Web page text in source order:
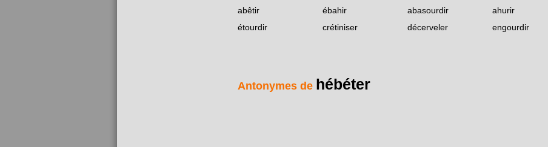
abêtir ébahir abasourdir ahurir
étourdir
crétiniser décerveler engourdir
Antonymes de hébéter